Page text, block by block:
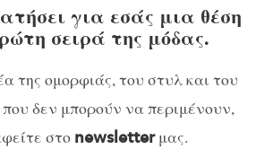
για εσάς μια θέση
σειρά της μόδας.
της ομορφιάς, του στυλ και του
δεν μπορούν να περιμένουν,
στο newsletterμας.